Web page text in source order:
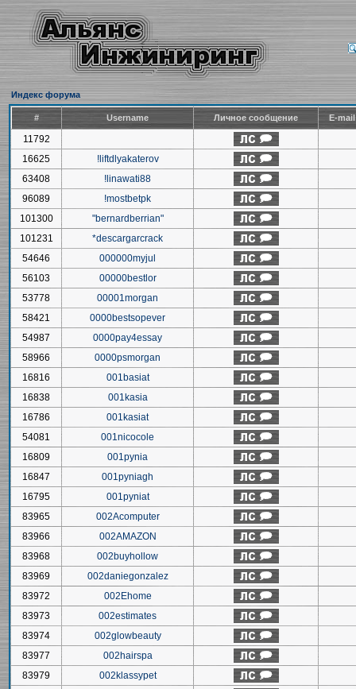
Индекс форума
# Username Личное сообщение E-
11792
16625
!liftdlyakaterov
63408
!linawati88
96089
!mostbetpk
101300
"bernardberrian"
101231
*descargarcrack
54646
000000myjul
56103
00000bestlor
53778
00001morgan
58421
0000bestsopever
54987
0000pay4essay
58966
0000psmorgan
16816
001basiat
16838
001kasia
16786
001kasiat
54081
001nicocole
16809
001pynia
16847
001pyniagh
16795
001pyniat
83965
002Acomputer
83966
002AMAZON
83968
002buyhollow
83969
002daniegonzalez
83972
002Ehome
83973
002estimates
83974
002glowbeauty
83977
002hairspa
83979
002klassypet